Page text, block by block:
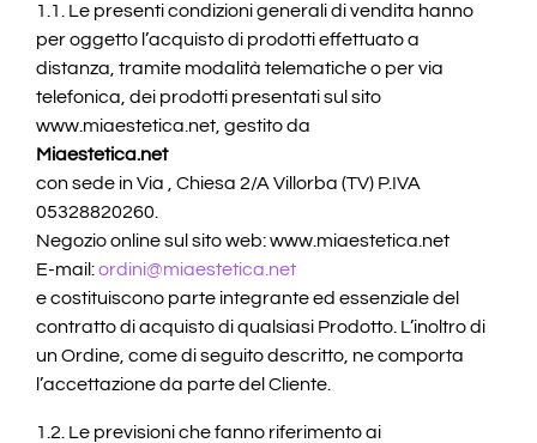
1.1. Le presenti condizioni generali di vendita hanno
per oggetto l’acquisto di prodotti effettuato a
distanza, tramite modalità telematiche o per via
telefonica, dei prodotti presentati sul sito
www.miaestetica.net, gestito da
Miaestetica.net
con sede in Via , Chiesa 2/A Villorba (TV) P.IVA
05328820260.
Negozio online sul sito web: www.miaestetica.net
E-mail:ordini@miaestetica.net
e costituiscono parte integrante ed essenziale del
contratto di acquisto di qualsiasi Prodotto. L’inoltro di
un Ordine, come di seguito descritto, ne comporta
l’accettazione da parte del Cliente.
1.2. Le previsioni che fanno riferimento ai